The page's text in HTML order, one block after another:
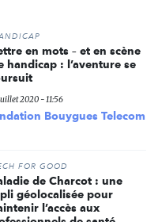
en mots – et en scène
handicap : l’aventure se
2020 - 11:56
Bouygues Telecom
FOR GOOD
de Charcot : une
géolocalisée pour
l’accès aux